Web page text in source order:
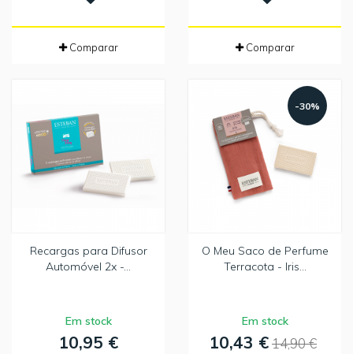
Comparar Comparar
Recargas para Difusor
Automóvel 2x -...
Em stock
10,95 €
-30%
O Meu Saco de Perfume
Terracota - Iris...
Em stock
10,43 €14,90 €